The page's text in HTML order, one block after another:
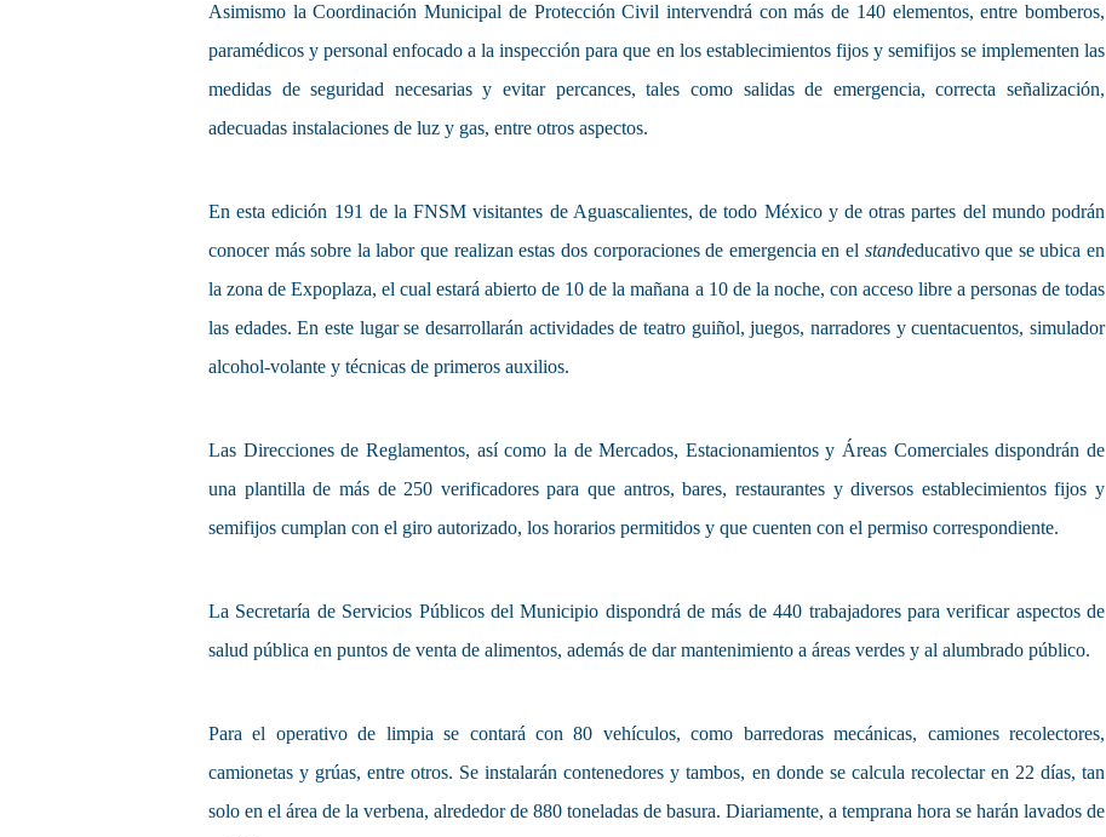
Asimismo la Coordinación Municipal de Protección Civil intervendrá con más de 140 elementos, entre bomberos,
paramédicos y personal enfocado a la inspección para que en los establecimientos fijos y semifijos se implementen las
medidas de seguridad necesarias y evitar percances, tales como salidas de emergencia, correcta señalización,
adecuadas instalaciones de luz y gas, entre otros aspectos.
En esta edición 191 de la FNSM visitantes de Aguascalientes, de todo México y de otras partes del mundo podrán
conocer más sobre la labor que realizan estas dos corporaciones de emergencia en el standeducativo que se ubica en
la zona de Expoplaza, el cual estará abierto de 10 de la mañana a 10 de la noche, con acceso libre a personas de todas
las edades. En este lugar se desarrollarán actividades de teatro guiñol, juegos, narradores y cuentacuentos, simulador
alcohol-volante y técnicas de primeros auxilios.
Las Direcciones de Reglamentos, así como la de Mercados, Estacionamientos y Áreas Comerciales dispondrán de
una plantilla de más de 250 verificadores para que antros, bares, restaurantes y diversos establecimientos fijos y
semifijos cumplan con el giro autorizado, los horarios permitidos y que cuenten con el permiso correspondiente.
La Secretaría de Servicios Públicos del Municipio dispondrá de más de 440 trabajadores para verificar aspectos de
salud pública en puntos de venta de alimentos, además de dar mantenimiento a áreas verdes y al alumbrado público.
Para el operativo de limpia se contará con 80 vehículos, como barredoras mecánicas, camiones recolectores,
camionetas y grúas, entre otros. Se instalarán contenedores y tambos, en donde se calcula recolectar en 22 días, tan
solo en el área de la verbena, alrededor de 880 toneladas de basura. Diariamente, a temprana hora se harán lavados de